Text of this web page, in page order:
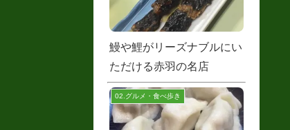
鰻や鯉がリーズナブルにい
ただける赤羽の名店
02.グルメ・食べ歩き